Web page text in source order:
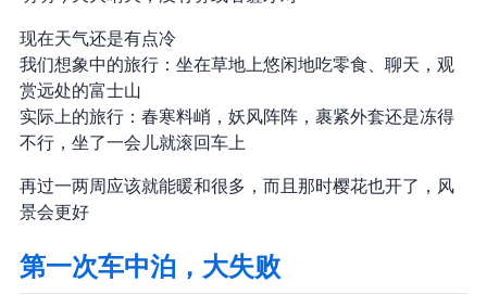
现在天气还是有点冷
我们想象中的旅行：坐在草地上悠闲地吃零食、聊天，观
赏远处的富士山
实际上的旅行：春寒料峭，妖风阵阵，裹紧外套还是冻得
不行，坐了一会儿就滚回车上
再过一两周应该就能暖和很多，而且那时樱花也开了，风
景会更好
第一次车中泊，大失败